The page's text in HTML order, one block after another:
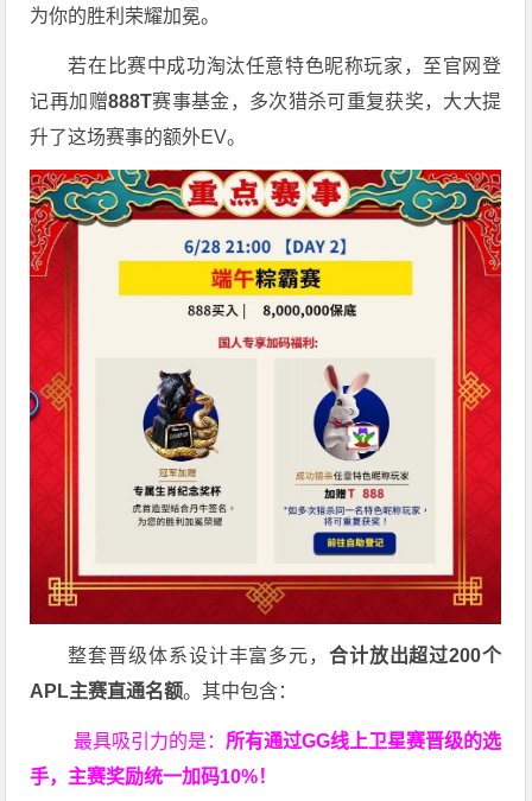
为你的胜利荣耀加冕。
若在比赛中成功淘汰任意特色昵称玩家，至官网登
记再加赠888T赛事基金，多次猎杀可重复获奖，大大提
升了这场赛事的额外EV。
整套晋级体系设计丰富多元， 合计放出超过200个
APL主赛直通名额。其中包含：
最具吸引力的是： 所有通过GG线上卫星赛晋级的选
手，主赛奖励统一加码10%！